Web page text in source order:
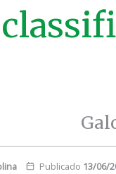
Publicado 13/06/